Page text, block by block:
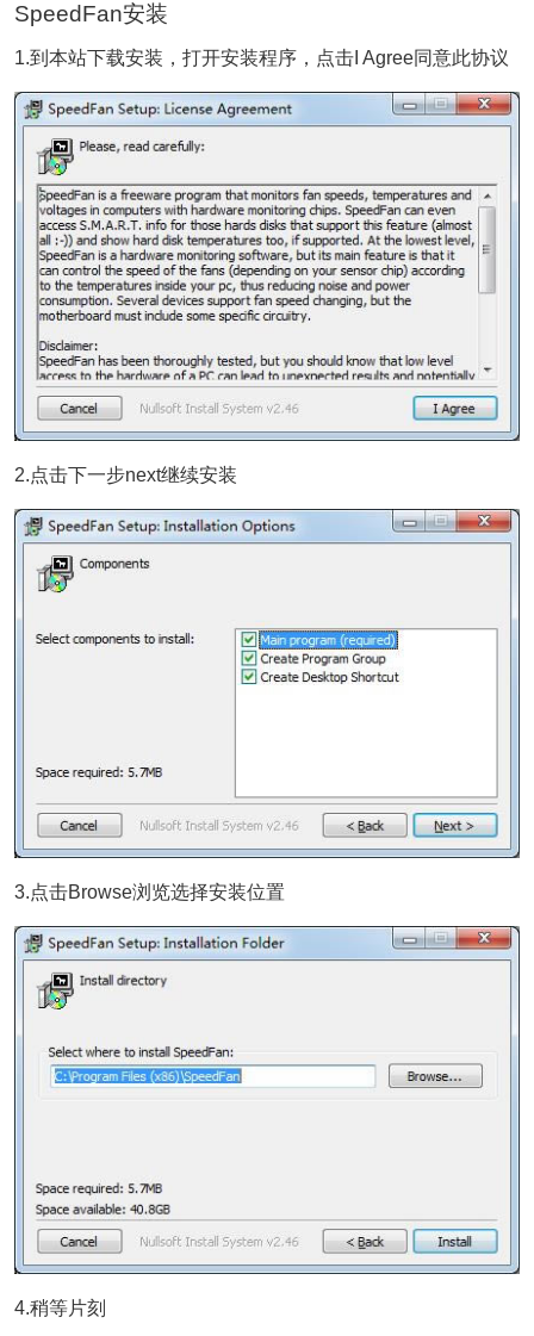
SpeedFan安装
1.到本站下载安装，打开安装程序，点击I Agree同意此协议
2.点击下一步next继续安装
3.点击Browse浏览选择安装位置
4.稍等片刻